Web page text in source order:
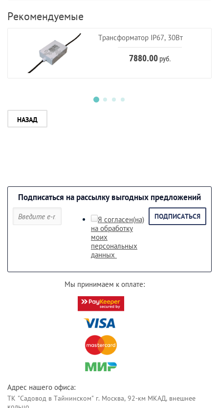
Рекомендуемые
Трансформатор IP67, 30Вт
7880.00руб.
НАЗАД
Подписаться на рассылку выгодных предложений
Я согласен(на)
на обработку
моих
персональных
данных
ПОДПИСАТЬСЯ
Мы принимаем к оплате:
Адрес нашего офиса:
ТК "Садовод в Тайнинском" г. Москва, 92-км МКАД, внешнее